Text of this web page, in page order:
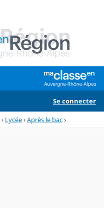
Se connecter
› Lycée›Après le bac›